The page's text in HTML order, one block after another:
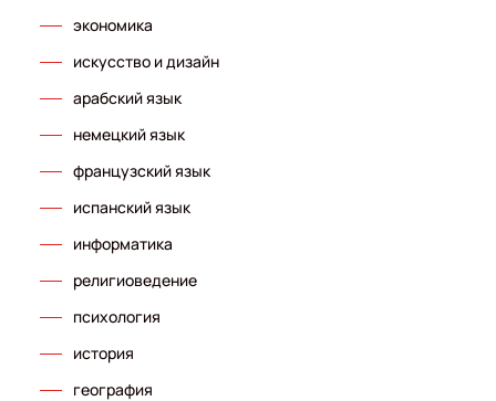
экономика
искусство и дизайн
арабский язык
немецкий язык
французский язык
испанский язык
информатика
религиоведение
психология
история
география